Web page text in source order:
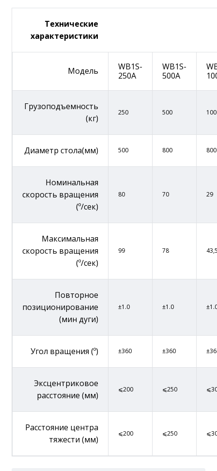
Технические
характеристики
Модель
WB1S-
250A
WB1S-
500A
Грузоподъемность
(кг)
250 500
Диаметр стола(мм) 500 800 800
Номинальная
скорость вращения
(º/сек)
80 70 29
Максимальная
скорость вращения
(º/сек)
99 78
Повторное
позиционирование
(мин дуги)
±1.0 ±1.0
Угол вращения (º) ±360 ±360
Эксцентриковое
расстояние (мм)
⩽200 ⩽250
Расстояние центра
тяжести (мм)
⩽200 ⩽250